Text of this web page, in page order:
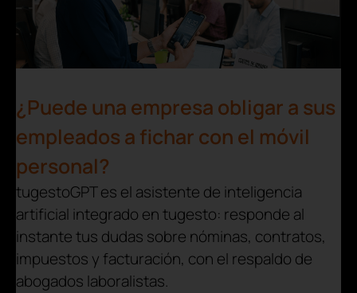
¿Puede una empresa obligar a sus
empleados a fichar con el móvil
personal?
tugestoGPT es el asistente de inteligencia
artificial integrado en tugesto: responde al
instante tus dudas sobre nóminas, contratos,
impuestos y facturación, con el respaldo de
abogados laboralistas.